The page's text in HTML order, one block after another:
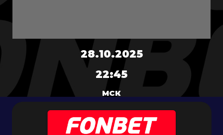
28.10.2025
22:45
МСК